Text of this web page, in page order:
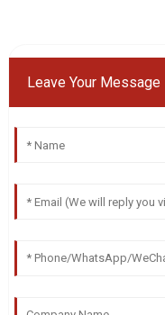
Leave Your Message